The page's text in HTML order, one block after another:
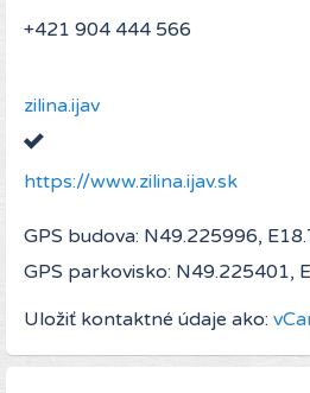
+421 904 444 566
zilina.ijav
https://www.zilina.ijav.sk
GPS budova: N49.225996,
GPS parkovisko: N49.225401,
Uložiť kontaktné údaje ako: